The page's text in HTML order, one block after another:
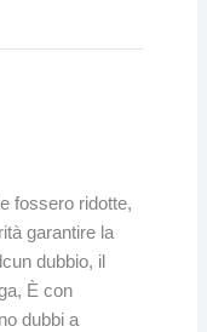
fossero ridotte,
garantire la
dubbio, il
È con
dubbi a